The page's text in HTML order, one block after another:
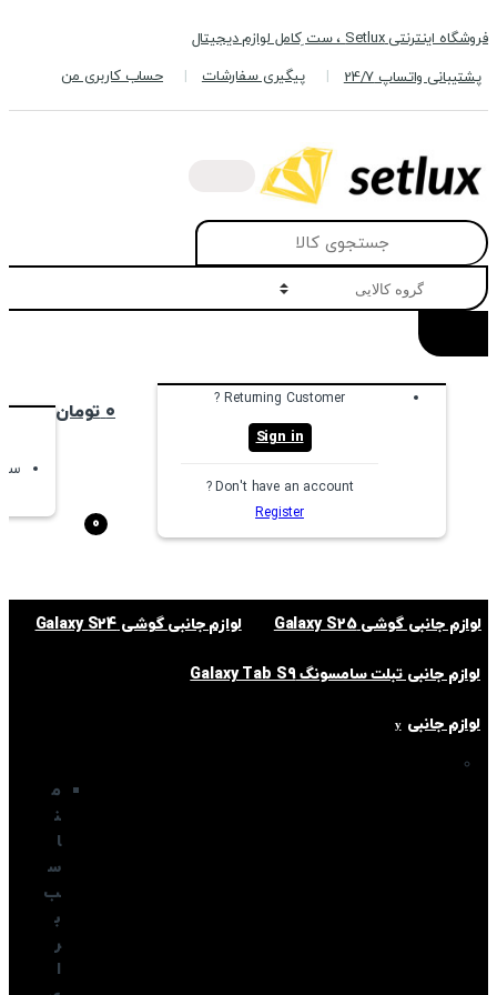
to
navigation
to
content
فروشگاه اینترنتی Setlux ، ست ِکامل لوازم دیجیتال
پشتیبانی واتساپ 24/7
پیگیری سفارشات حساب کاربری من
Search
for:
Returning Customer ?
Sign in
Don't have an account ?
Register
0
۰ تومان
لوازم جانبی گوشی Galaxy S25 لوازم جانبی گوشی Galaxy S24
لوازم جانبی تبلت سامسونگ Galaxy Tab S9
لوازم جانبی
م
ن
ا
س
ب
ب
ر
ا